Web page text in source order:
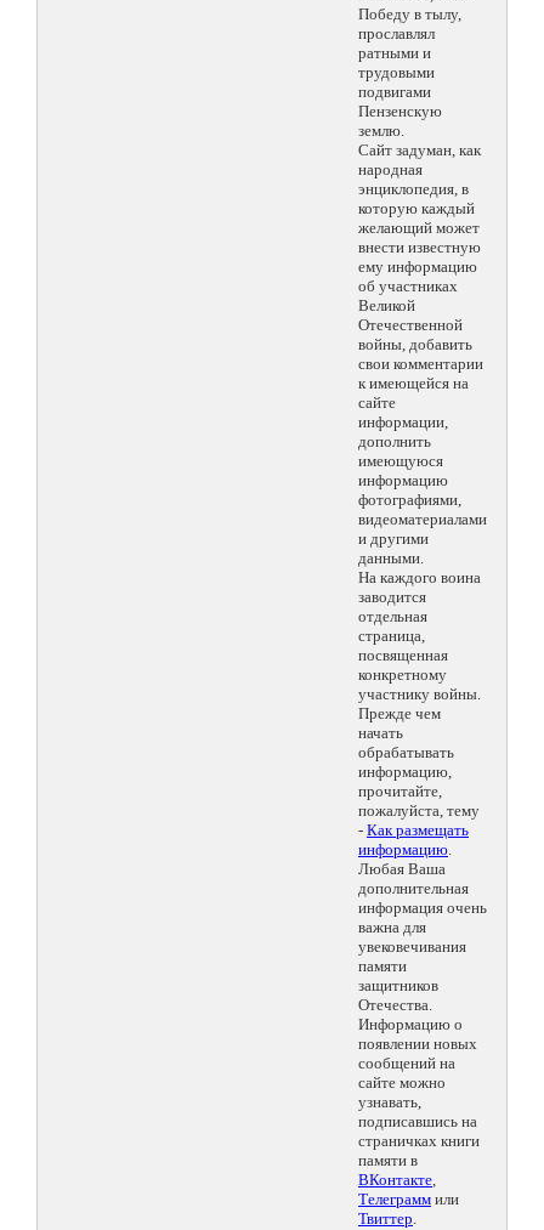
Победу в тылу,
прославлял
ратными и
трудовыми
подвигами
Пензенскую
землю.
Сайт задуман, как
народная
энциклопедия, в
которую каждый
желающий может
внести известную
ему информацию
об участниках
Великой
Отечественной
войны, добавить
свои комментарии
к имеющейся на
сайте
информации,
дополнить
имеющуюся
информацию
фотографиями,
видеоматериалами
и другими
данными.
На каждого воина
заводится
отдельная
страница,
посвященная
конкретному
участнику войны.
Прежде чем
начать
обрабатывать
информацию,
прочитайте,
пожалуйста, тему
- Как размещать
информацию.
Любая Ваша
дополнительная
информация очень
важна для
увековечивания
памяти
защитников
Отечества.
Информацию о
появлении новых
сообщений на
сайте можно
узнавать,
подписавшись на
страничках книги
памяти в
ВКонтакте,
Телеграмм или
Твиттер.